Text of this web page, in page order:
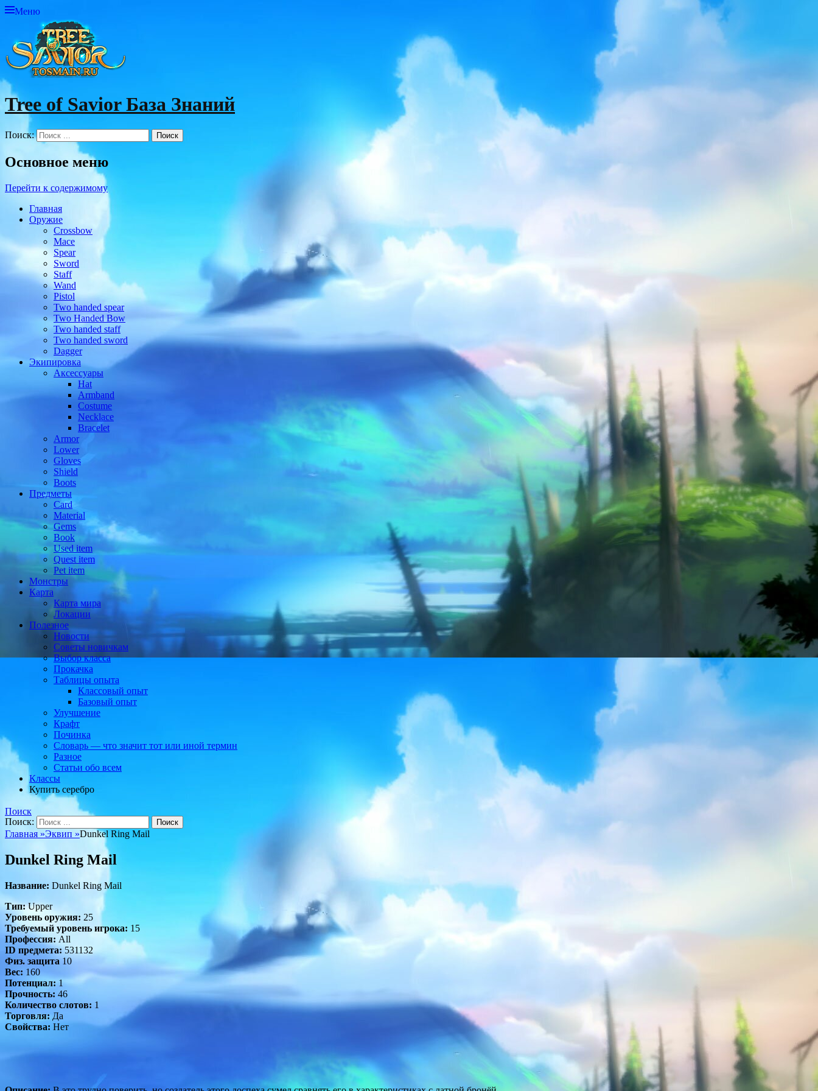
Меню
Tree of Savior База Знаний
Поиск:
Основное меню
Перейти к содержимому
Главная
Оружие
Crossbow
Mace
Spear
Sword
Staff
Wand
Pistol
Two handed spear
Two Handed Bow
Two handed staff
Two handed sword
Dagger
Экипировка
Аксессуары
Hat
Armband
Costume
Necklace
Bracelet
Armor
Lower
Gloves
Shield
Boots
Предметы
Card
Material
Gems
Book
Used item
Quest item
Pet item
Монстры
Карта
Карта мира
Локации
Полезное
Новости
Советы новичкам
Выбор класса
Прокачка
Таблицы опыта
Классовый опыт
Базовый опыт
Улучшение
Крафт
Починка
Словарь — что значит тот или иной термин
Разное
Статьи обо всем
Классы
Купить серебро
Поиск
Поиск:
Главная »Эквип »Dunkel Ring Mail
Dunkel Ring Mail
Название: Dunkel Ring Mail
Тип:Upper
Уровень оружия: 25
Требуемый уровень игрока: 15
Профессия: All
ID предмета: 531132
Физ. защита10
Вес: 160
Потенциал: 1
Прочность: 46
Количество слотов: 1
Торговля: Да
Свойства: Нет